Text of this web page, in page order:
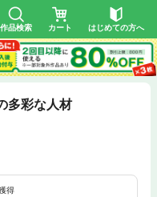
作品検索 カート はじめての方へ
多彩な人材
得